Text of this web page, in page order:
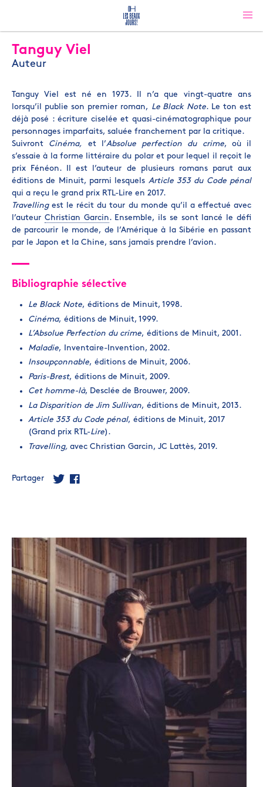
Tanguy Viel
Auteur
Tanguy Viel est né en 1973. Il n’a que vingt-quatre ans
lorsqu’il publie son premier roman, Le Black Note. Le ton est
déjà posé : écriture ciselée et quasi-cinématographique pour
personnages imparfaits, saluée franchement par la critique.
Suivront Cinéma, et l’Absolue perfection du crime, où il
s’essaie à la forme littéraire du polar et pour lequel il reçoit le
prix Fénéon. Il est l’auteur de plusieurs romans parut aux
éditions de Minuit, parmi lesquels Article 353 du Code pénal
qui a reçu le grand prix RTL-Lire en 2017.
Travellingest le récit du tour du monde qu’il a effectué avec
l’auteur Christian Garcin. Ensemble, ils se sont lancé le défi
de parcourir le monde, de l’Amérique à la Sibérie en passant
par le Japon et la Chine, sans jamais prendre l’avion.
Bibliographie sélective
Le Black Note, éditions de Minuit, 1998.
Cinéma, éditions de Minuit, 1999.
L’Absolue Perfection du crime, éditions de Minuit, 2001.
Maladie, Inventaire-Invention, 2002.
Insoupçonnable, éditions de Minuit, 2006.
Paris-Brest, éditions de Minuit, 2009.
Cet homme-là, Desclée de Brouwer, 2009.
La Disparition de Jim Sullivan, éditions de Minuit, 2013.
Article 353 du Code pénal, éditions de Minuit, 2017
(Grand prix RTL-Lire).
Travelling, avec Christian Garcin, JC Lattès, 2019.
Partager